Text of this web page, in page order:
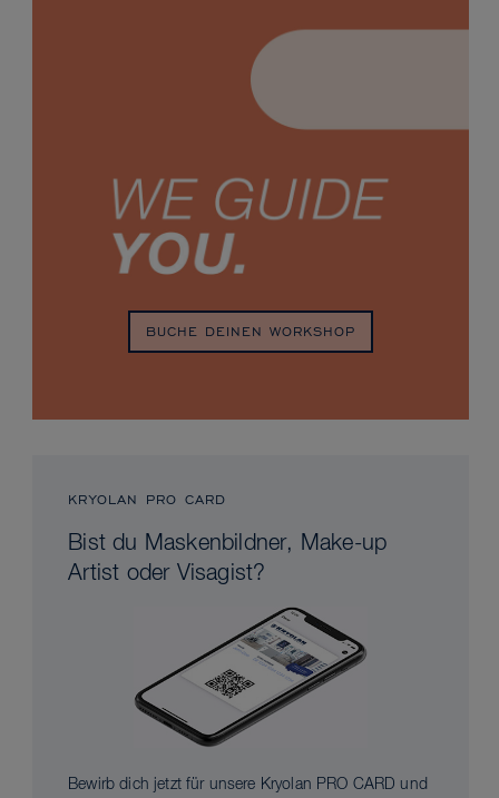
BUCHE DEINEN WORKSHOP
KRYOLAN PRO CARD
Bist du Maskenbildner, Make-up
Artist oder Visagist?
Bewirb dich jetzt für unsere Kryolan PRO CARD und